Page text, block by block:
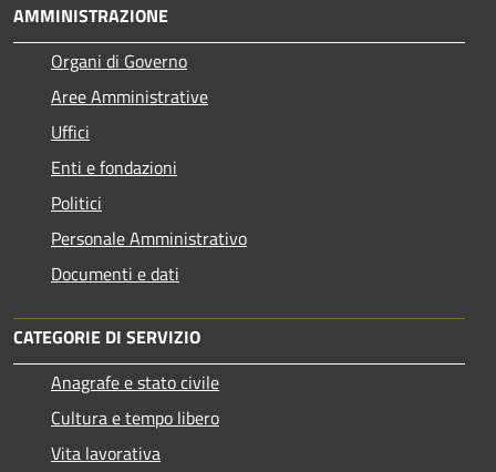
AMMINISTRAZIONE
Organi di Governo
Aree Amministrative
Uffici
Enti e fondazioni
Politici
Personale Amministrativo
Documenti e dati
CATEGORIE DI SERVIZIO
Anagrafe e stato civile
Cultura e tempo libero
Vita lavorativa